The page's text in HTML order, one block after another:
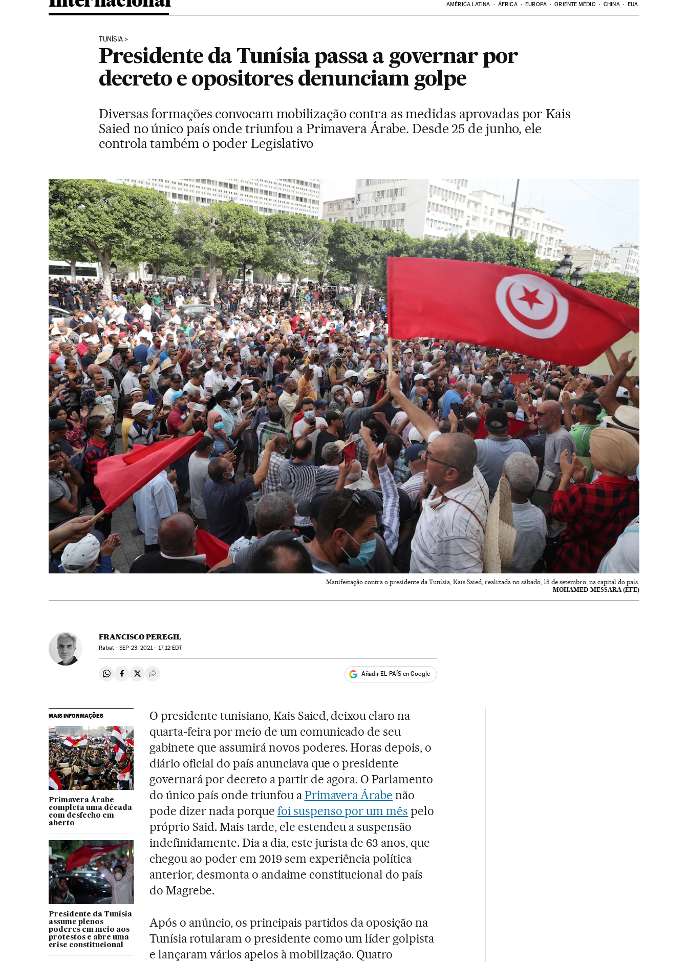
AMÉRICA LATINA ÁFRICA EUROPA ORIENTE MÉDIO CHINA EUA
TUNÍSIA
Presidente da Tunísia passa a governar por
decreto e opositores denunciam golpe
Diversas formações convocam mobilização contra as medidas aprovadas por Kais
Saied no único país onde triunfou a Primavera Árabe. Desde 25 de junho, ele
controla também o poder Legislativo
Manifestação contra o presidente da Tunísia, Kaïs Saied, realizada no sábado, 18 de setembro, na capital do país.
MOHAMED MESSARA (EFE)
FRANCISCO PEREGIL
Rabat -SEP 23, 2021 - 17:12 EDT
Compartir en Whatsapp
Compartir en Facebook
Compartir en Twitter
Desplegar Redes Sociales Añadir EL PAÍS en Google
MAIS INFORMAÇÕES
Primavera Árabe
completa uma década
com desfecho em
aberto
Presidente da Tunísia
assume plenos
poderes em meio aos
protestos e abre uma
crise constitucional
O presidente tunisiano, Kais Saied, deixou claro na
quarta-feira por meio de um comunicado de seu
gabinete que assumirá novos poderes. Horas depois, o
diário oficial do país anunciava que o presidente
governará por decreto a partir de agora. O Parlamento
do único país onde triunfou aPrimavera Árabe não
pode dizer nada porque foi suspenso por um mês pelo
próprio Said. Mais tarde, ele estendeu a suspensão
indefinidamente. Dia a dia, este jurista de 63 anos, que
chegou ao poder em 2019 sem experiência política
anterior, desmonta o andaime constitucional do país
do Magrebe.
Após o anúncio, os principais partidos da oposição na
Tunísia rotularam o presidente como um líder golpista
e lançaram vários apelos à mobilização. Quatro